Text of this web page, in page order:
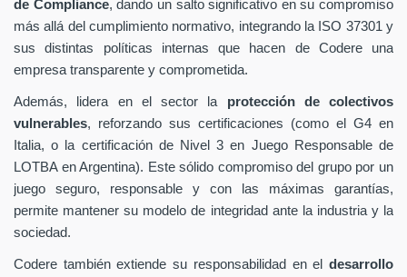
de Compliance, dando un salto significativo en su compromiso
más allá del cumplimiento normativo, integrando la ISO 37301 y
sus distintas políticas internas que hacen de Codere una
empresa transparente y comprometida.
Además, lidera en el sector la protección de colectivos
vulnerables, reforzando sus certificaciones (como el G4 en
Italia, o la certificación de Nivel 3 en Juego Responsable de
LOTBA en Argentina). Este sólido compromiso del grupo por un
juego seguro, responsable y con las máximas garantías,
permite mantener su modelo de integridad ante la industria y la
sociedad.
Codere también extiende su responsabilidad en el desarrollo